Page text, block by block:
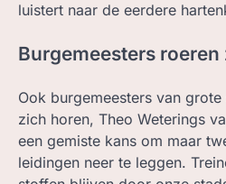
luistert naar de eerdere
Burgemeesters roeren
Ook burgemeesters van
zich horen, Theo Weterings
een gemiste kans om maar
leidingen neer te leggen.